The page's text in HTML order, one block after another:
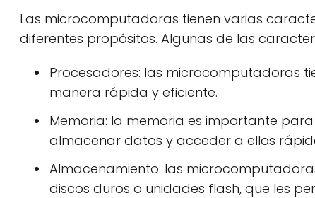
Las microcomputadoras tienen varias
diferentes propósitos. Algunas de las
Procesadores: las microcomputadoras
manera rápida y eficiente.
Memoria: la memoria es importante
almacenar datos y acceder a ellos
Almacenamiento: las
discos duros o unidades flash, que les